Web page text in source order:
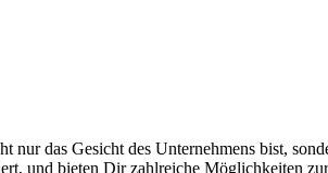
das Gesicht des Unternehmens bist,
und bieten Dir zahlreiche Möglichkeiten